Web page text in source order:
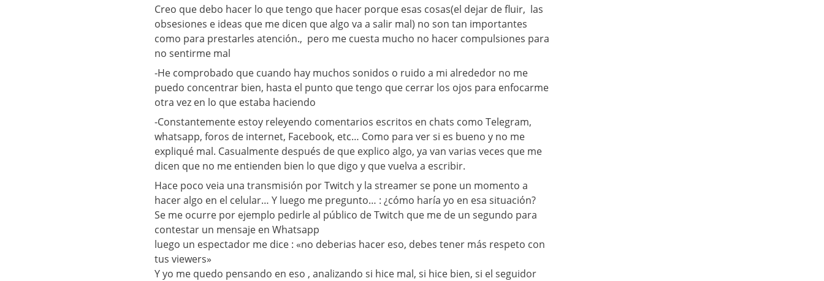
Creo que debo hacer lo que tengo que hacer porque esas cosas(el dejar de fluir, las
obsesiones e ideas que me dicen que algo va a salir mal) no son tan importantes
como para prestarles atención., pero me cuesta mucho no hacer compulsiones para
no sentirme mal
-He comprobado que cuando hay muchos sonidos o ruido a mi alrededor no me
puedo concentrar bien, hasta el punto que tengo que cerrar los ojos para enfocarme
otra vez en lo que estaba haciendo
-Constantemente estoy releyendo comentarios escritos en chats como Telegram,
whatsapp, foros de internet, Facebook, etc… Como para ver si es bueno y no me
expliqué mal. Casualmente después de que explico algo, ya van varias veces que me
dicen que no me entienden bien lo que digo y que vuelva a escribir.
Hace poco veia una transmisión por Twitch y la streamer se pone un momento a
hacer algo en el celular… Y luego me pregunto… : ¿cómo haría yo en esa situación?
Se me ocurre por ejemplo pedirle al público de Twitch que me de un segundo para
contestar un mensaje en Whatsapp
luego un espectador me dice : «no deberias hacer eso, debes tener más respeto con
tus viewers»
Y yo me quedo pensando en eso , analizando si hice mal, si hice bien, si el seguidor